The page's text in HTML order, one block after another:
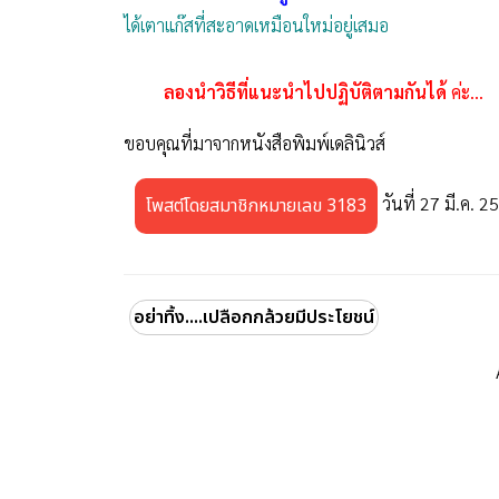
ได้เตาแก๊สที่สะอาดเหมือนใหม่อยู่เสมอ
ลองนำวิธีที่แนะนำไปปฏิบัติตามกันได้ ค่ะ...
ขอบคุณที่มาจากหนังสือพิมพ์เดลินิวส์
โพสต์โดยสมาชิกหมายเลข 3183 วันที่ 27 มี.ค.
อย่าทิ้ง....เปลือกกล้วยมีประโยชน์